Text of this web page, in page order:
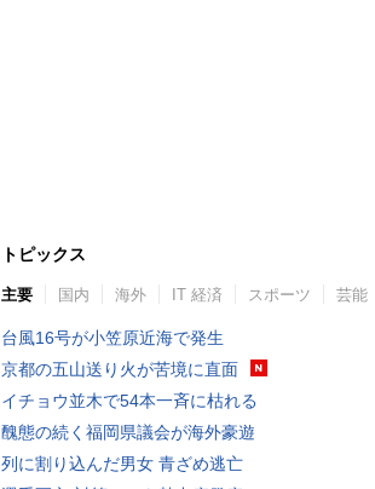
トピックス
主要 国内 海外 IT 経済 スポーツ 芸能
台風16号が小笠原近海で発生
京都の五山送り火が苦境に直面
イチョウ並木で54本一斉に枯れる
醜態の続く福岡県議会が海外豪遊
列に割り込んだ男女 青ざめ逃亡